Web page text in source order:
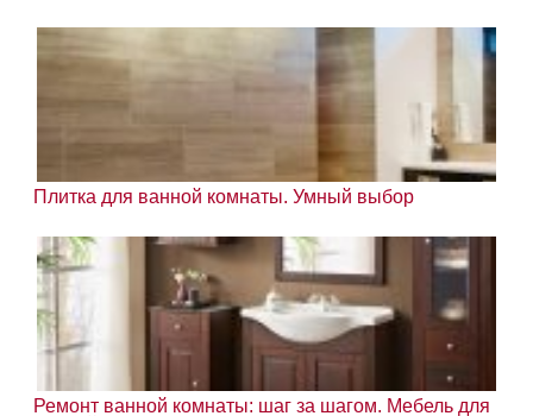
Плитка для ванной комнаты. Умный выбор
Ремонт ванной комнаты: шаг за шагом. Мебель для